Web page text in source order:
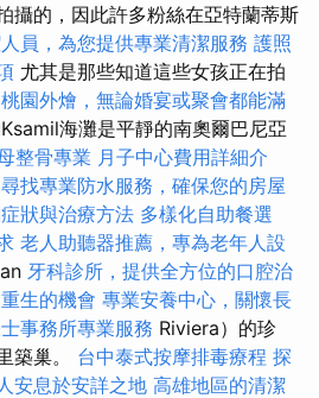
攝的，因此許多粉絲在亞特蘭蒂斯
員，為您提供專業清潔服務 護照
尤其是那些知道這些女孩正在拍
桃園外燴，無論婚宴或聚會都能滿
海灘是平靜的南奧爾巴尼亞
整骨專業 月子中心費用詳細介
尋找專業防水服務，確保您的房屋
狀與治療方法 多樣化自助餐選
老人助聽器推薦，專為老年人設
牙科診所，提供全方位的口腔治
生的機會 專業安養中心，關懷長
事務所專業服務 Riviera）的珍
築巢。 台中泰式按摩排毒療程 探
安息於安詳之地 高雄地區的清潔